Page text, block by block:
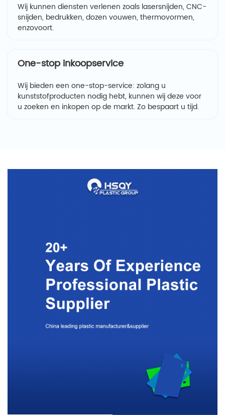
Wij kunnen diensten verlenen zoals lasersnijden, CNC-
snijden, bedrukken, dozen vouwen, thermovormen,
enzovoort.
One-stop inkoopservice
Wij bieden een one-stop-service: zolang u
kunststofproducten nodig hebt, kunnen wij deze voor
u zoeken en inkopen op de markt. Zo bespaart u tijd.